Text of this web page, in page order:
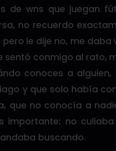
de wns que juegan
no recuerdo
le dije no, me daba
sentó conmigo al rato,
conoces a
y que solo había
que no conocía a
importante: no
buscando.